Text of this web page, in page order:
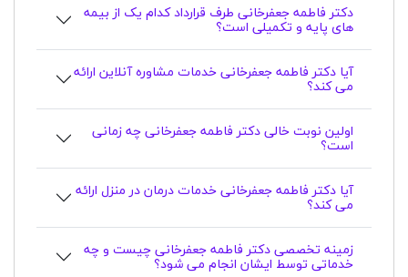
دکتر فاطمه جعفرخانی طرف قرارداد کدام یک از بیمه
های پایه و تکمیلی است؟
آیا دکتر فاطمه جعفرخانی خدمات مشاوره آنلاین ارائه
می کند؟
اولین نوبت خالی دکتر فاطمه جعفرخانی چه زمانی
است؟
آیا دکتر فاطمه جعفرخانی خدمات درمان در منزل ارائه
می کند؟
زمینه تخصصی دکتر فاطمه جعفرخانی چیست و چه
خدماتی توسط ایشان انجام می شود؟